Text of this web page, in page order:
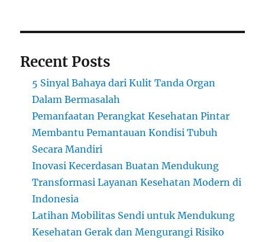
Recent Posts
5 Sinyal Bahaya dari Kulit Tanda Organ
Dalam Bermasalah
Pemanfaatan Perangkat Kesehatan Pintar
Membantu Pemantauan Kondisi Tubuh
Secara Mandiri
Inovasi Kecerdasan Buatan Mendukung
Transformasi Layanan Kesehatan Modern di
Indonesia
Latihan Mobilitas Sendi untuk Mendukung
Kesehatan Gerak dan Mengurangi Risiko